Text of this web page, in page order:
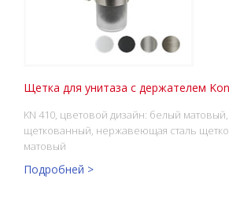
Щетка для унитаза с держателем
KN 410, цветовой дизайн: белый
щеткованный, нержавеющая сталь
матовый
Подробней >